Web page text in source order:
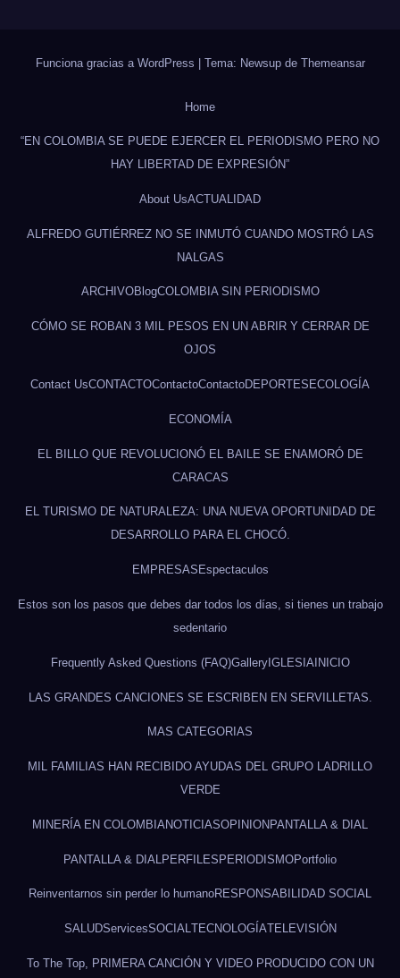
Funciona gracias a WordPress Tema: Newsup de Themeansar
Home
“EN COLOMBIA SE PUEDE EJERCER EL PERIODISMO PERO NO
HAY LIBERTAD DE EXPRESIÓN”
About UsACTUALIDAD
ALFREDO GUTIÉRREZ NO SE INMUTÓ CUANDO MOSTRÓ LAS
NALGAS
ARCHIVOBlogCOLOMBIA SIN PERIODISMO
CÓMO SE ROBAN 3 MIL PESOS EN UN ABRIR Y CERRAR DE
OJOS
Contact UsCONTACTOContactoContactoDEPORTES ECOLOGÍA
ECONOMÍA
EL BILLO QUE REVOLUCIONÓ EL BAILE SE ENAMORÓ DE
CARACAS
EL TURISMO DE NATURALEZA: UNA NUEVA OPORTUNIDAD DE
DESARROLLO PARA EL CHOCÓ.
EMPRESAS Espectaculos
Estos son los pasos que debes dar todos los días, si tienes un trabajo
sedentario
Frequently Asked Questions (FAQ)GalleryIGLESIAINICIO
LAS GRANDES CANCIONES SE ESCRIBEN EN SERVILLETAS.
MAS CATEGORIAS
MIL FAMILIAS HAN RECIBIDO AYUDAS DEL GRUPO LADRILLO
VERDE
MINERÍA EN COLOMBIA NOTICIASOPINION PANTALLA & DIAL
PANTALLA & DIAL PERFILESPERIODISMOPortfolio
Reinventarnos sin perder lo humanoRESPONSABILIDAD SOCIAL
SALUDServicesSOCIALTECNOLOGÍATELEVISIÓN
To The Top, PRIMERA CANCIÓN Y VIDEO PRODUCIDO CON UN